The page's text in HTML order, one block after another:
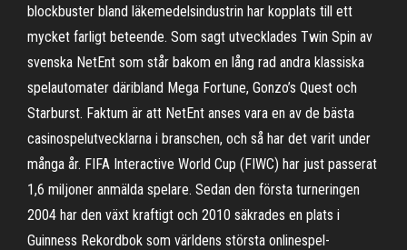
blockbuster bland läkemedelsindustrin har kopplats till ett
mycket farligt beteende. Som sagt utvecklades Twin Spin av
svenska NetEnt som står bakom en lång rad andra klassiska
spelautomater däribland Mega Fortune, Gonzo’s Quest och
Starburst. Faktum är att NetEnt anses vara en av de bästa
casinospelutvecklarna i branschen, och så har det varit under
många år. FIFA Interactive World Cup (FIWC) har just passerat
1,6 miljoner anmälda spelare. Sedan den första turneringen
2004 har den växt kraftigt och 2010 säkrades en plats i
Guinness Rekordbok som världens största onlinespel-